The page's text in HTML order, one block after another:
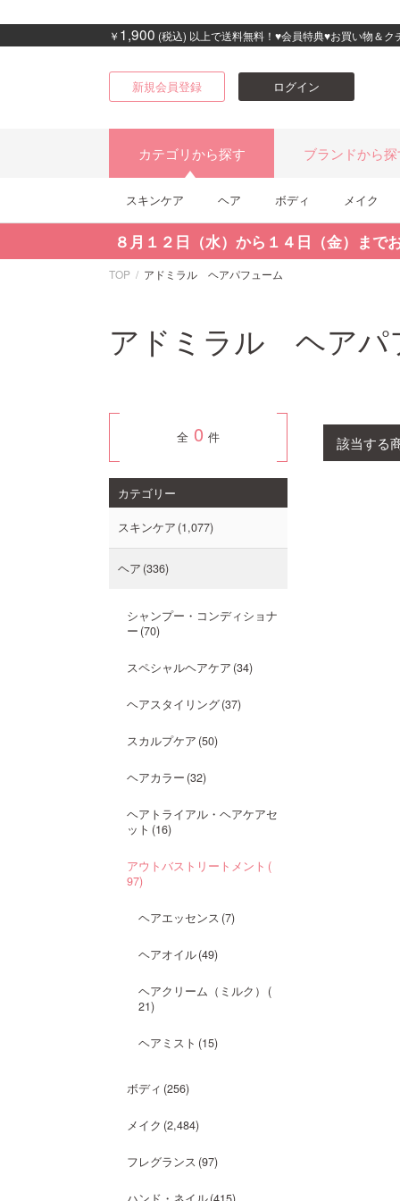
￥ 1,900 (税込) 以上で送料無料！♥会員特典♥お買い物＆
新規会員登録 ログイン
カテゴリから探す ブランドから
スキンケア ヘア ボディ メイク
８月１２日（水）から１４日（金）ま
TOP アドミラル ヘアパフューム
アドミラル ヘアパ
該当する
全 0 件
カテゴリー
スキンケア 1,077
ヘア 336
シャンプー・コンディショナ
ー 70
スペシャルヘアケア 34
ヘアスタイリング 37
スカルプケア 50
ヘアカラー 32
ヘアトライアル・ヘアケアセ
ット 16
アウトバストリートメント
97
ヘアエッセンス 7
ヘアオイル 49
ヘアクリーム（ミルク）
21
ヘアミスト 15
ボディ 256
メイク 2,484
フレグランス 97